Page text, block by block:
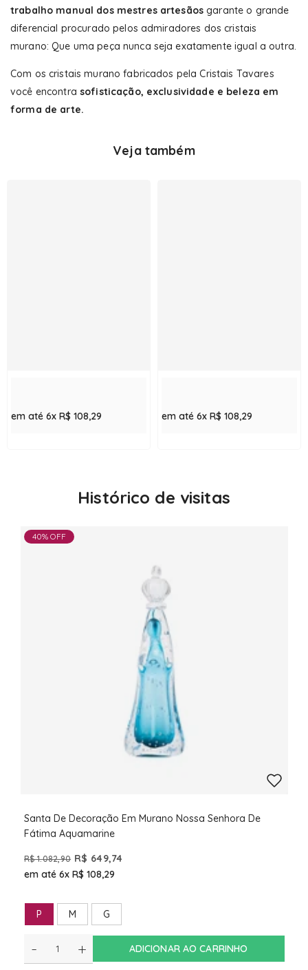
trabalho manual dos mestres artesãos garante o grande
diferencial procurado pelos admiradores dos cristais
murano: Que uma peça nunca seja exatamente igual a outra.
Com os cristais murano fabricados pela Cristais Tavares
você encontra sofisticação, exclusividade e beleza em
forma de arte.
Veja também
em até 6x R$ 108,29 em até 6x R$ 108,29
Histórico de visitas
40% OFF
Santa De Decoração Em Murano Nossa Senhora De
Fátima Aquamarine
R$ 1.082,90 R$ 649,74
em até 6x R$ 108,29
P M G
- + ADICIONAR AO CARRINHO